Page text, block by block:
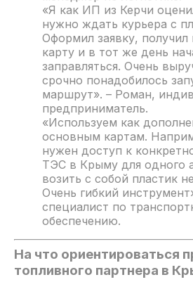
«Я как ИП из Керчи
нужно ждать курьера с
Оформил заявку, получил
карту и в тот же день
заправляться. Очень
срочно понадобилось
маршрут». – Роман,
предприниматель.
«Используем как
основным картам.
нужен доступ к
ТЭС в Крыму для одного
возить с собой пластик
Очень гибкий
специалист по
обеспечению.
На что ориентироваться
топливного партнера в